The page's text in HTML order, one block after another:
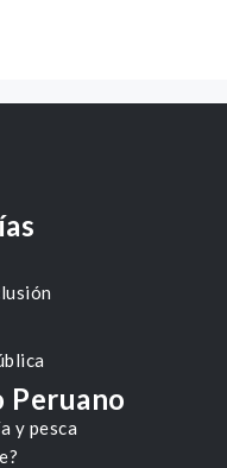
y pesca
Peruano